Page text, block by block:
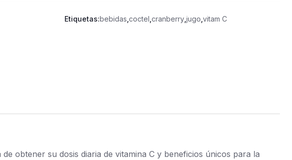
Etiquetas:bebidas ,coctel ,cranberry ,jugo ,vitam C
obtener su dosis diaria de vitamina C y beneficios únicos para la